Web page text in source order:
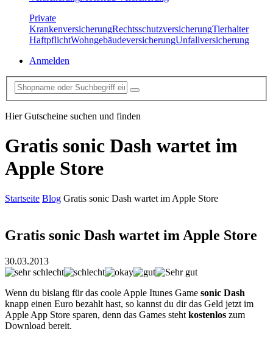
Private
KrankenversicherungRechtsschutzversicherungTierhalter
HaftpflichtWohngebäudeversicherungUnfallversicherung
Anmelden
Hier Gutscheine suchen und finden
Gratis sonic Dash wartet im
Apple Store
Startseite Blog Gratis sonic Dash wartet im Apple Store
Gratis sonic Dash wartet im Apple Store
30.03.2013
Wenn du bislang für das coole Apple Itunes Game sonic Dash
knapp einen Euro bezahlt hast, so kannst du dir das Geld jetzt im
Apple App Store sparen, denn das Games steht kostenlos zum
Download bereit.